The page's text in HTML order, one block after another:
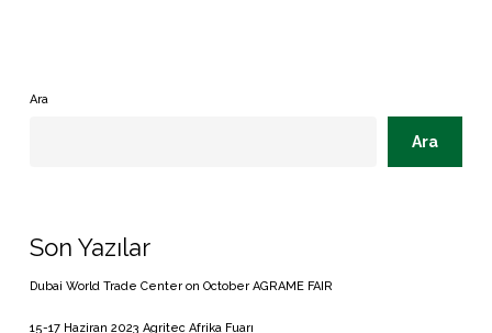
Ara
Ara
Son Yazılar
Dubai World Trade Center on October AGRAME FAIR
15-17 Haziran 2023 Agritec Afrika Fuarı